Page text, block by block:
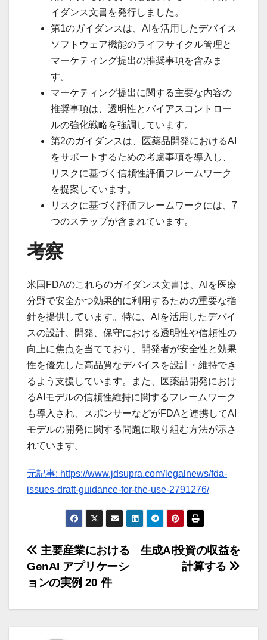
イダンス文書を発行しました。
第1のガイダンスは、AIを活用したデバイス
ソフトウェア機能のライフサイクル管理と
マーケティング提出の推奨事項を含みま
す。
マーケティング提出に関する主要な内容の
推奨事項は、透明性とバイアスコントロー
ルの強化戦略を強調しています。
第2のガイダンスは、医薬品開発におけるAI
をサポートするための考慮事項を導入し、
リスクに基づく信頼性評価フレームワーク
を提案しています。
リスクに基づく評価フレームワークには、7
つのステップが含まれています。
考察
米国FDAのこれらのガイダンス文書は、AIを医療
分野で安全かつ効果的に利用するための重要な指
針を提供しています。特に、AIを活用したデバイ
スの設計、開発、保守における透明性や信頼性の
向上に焦点を当てており、開発者が安全性と効果
性を優先した高品質なデバイスを設計・維持でき
るよう支援しています。また、医薬品開発におけ
るAIモデルの信頼性維持に関するフレームワーク
も導入され、スポンサーなどがFDAと連携してAI
モデルの開発に関する問題に取り組む方法が示さ
れています。
元記事: https://www.jdsupra.com/legalnews/fda-
issues-draft-guidance-for-the-use-2791276/
投
稿
ナ
生成AI投資の収益を
計算する
主要産業における
GenAI アプリケーシ
ョンの実例 20 件